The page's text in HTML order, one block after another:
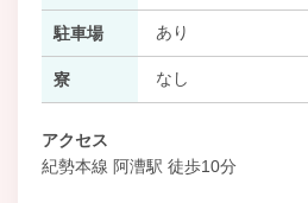
駐車場 あり
寮 なし
アクセス
紀勢本線 阿漕駅 徒歩10分